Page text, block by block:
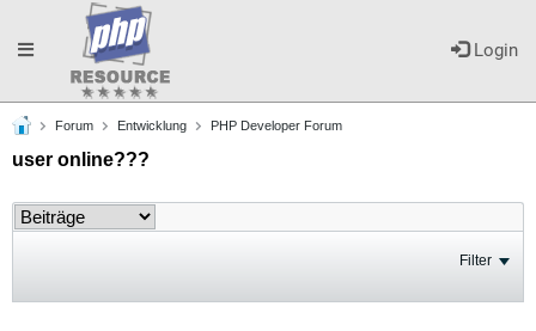
Login
Toggle
navigation
Forum Entwicklung PHP Developer Forum
user online???
Filter